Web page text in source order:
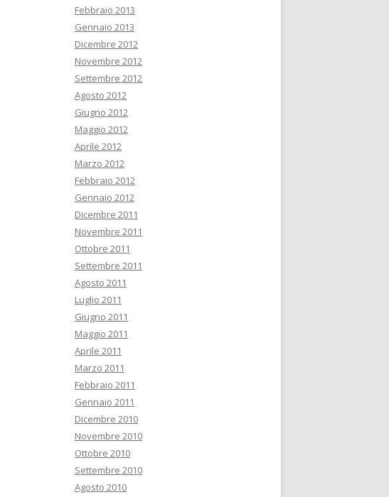
Febbraio 2013
Gennaio 2013
Dicembre 2012
Novembre 2012
Settembre 2012
Agosto 2012
Giugno 2012
Maggio 2012
Aprile 2012
Marzo 2012
Febbraio 2012
Gennaio 2012
Dicembre 2011
Novembre 2011
Ottobre 2011
Settembre 2011
Agosto 2011
Luglio 2011
Giugno 2011
Maggio 2011
Aprile 2011
Marzo 2011
Febbraio 2011
Gennaio 2011
Dicembre 2010
Novembre 2010
Ottobre 2010
Settembre 2010
Agosto 2010